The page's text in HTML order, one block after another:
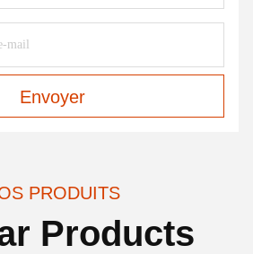
Envoyer
PRODUITS
Products